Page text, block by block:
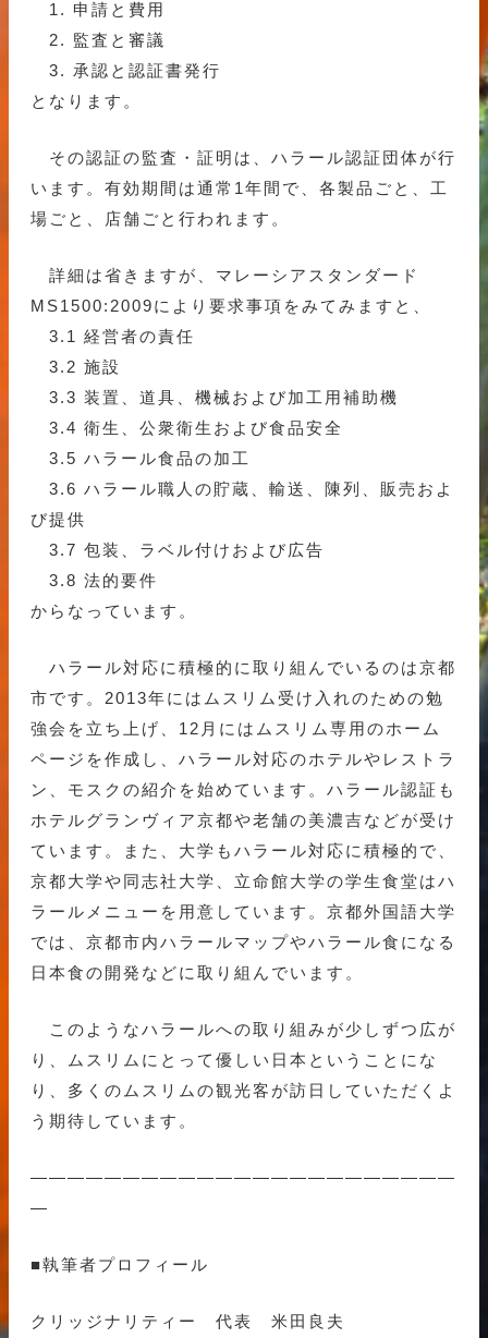
1. 申請と費用
2. 監査と審議
3. 承認と認証書発行
となります。
その認証の監査・証明は、ハラール認証団体が行
います。有効期間は通常1年間で、各製品ごと、工
場ごと、店舗ごと行われます。
詳細は省きますが、マレーシアスタンダード
MS1500:2009により要求事項をみてみますと、
3.1 経営者の責任
3.2 施設
3.3 装置、道具、機械および加工用補助機
3.4 衛生、公衆衛生および食品安全
3.5 ハラール食品の加工
3.6 ハラール職人の貯蔵、輸送、陳列、販売およ
び提供
3.7 包装、ラベル付けおよび広告
3.8 法的要件
からなっています。
ハラール対応に積極的に取り組んでいるのは京都
市です。2013年にはムスリム受け入れのための勉
強会を立ち上げ、12月にはムスリム専用のホーム
ページを作成し、ハラール対応のホテルやレストラ
ン、モスクの紹介を始めています。ハラール認証も
ホテルグランヴィア京都や老舗の美濃吉などが受け
ています。また、大学もハラール対応に積極的で、
京都大学や同志社大学、立命館大学の学生食堂はハ
ラールメニューを用意しています。京都外国語大学
では、京都市内ハラールマップやハラール食になる
日本食の開発などに取り組んでいます。
このようなハラールへの取り組みが少しずつ広が
り、ムスリムにとって優しい日本ということにな
り、多くのムスリムの観光客が訪日していただくよ
う期待しています。
———————————————————————
—
■執筆者プロフィール
クリッジナリティー 代表 米田良夫